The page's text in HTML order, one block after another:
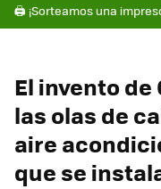
🖨️ ¡Sorteamos una
El invento
las olas de
aire
que se